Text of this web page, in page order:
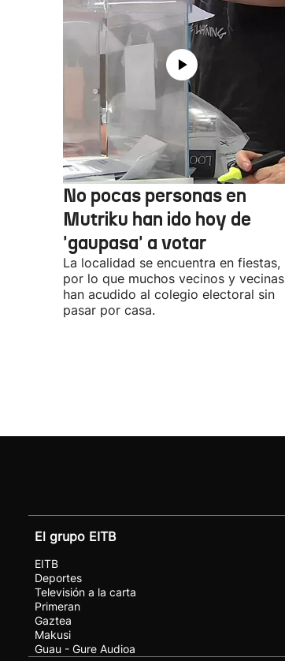
No pocas personas en
Mutriku han ido hoy de
'gaupasa' a votar
La localidad se encuentra en fiestas,
por lo que muchos vecinos y vecinas
han acudido al colegio electoral sin
pasar por casa.
El grupo EITB
EITB
Deportes
Televisión a la carta
Primeran
Gaztea
Makusi
Guau - Gure Audioa